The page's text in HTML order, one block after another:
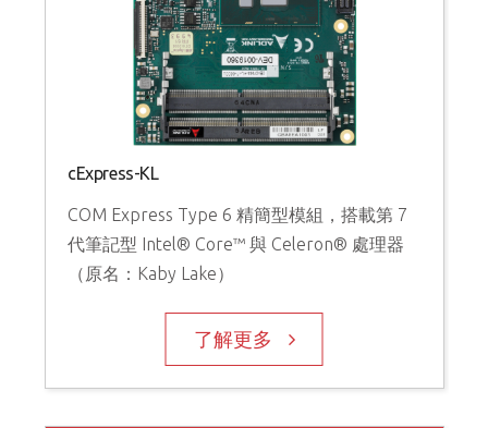
cExpress-KL
COM Express Type 6 精簡型模組，搭載第 7
代筆記型 Intel® Core™ 與 Celeron® 處理器
（原名：Kaby Lake）
了解更多